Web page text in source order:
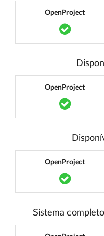
OpenProject
OpenProject
OpenProject
Sistema